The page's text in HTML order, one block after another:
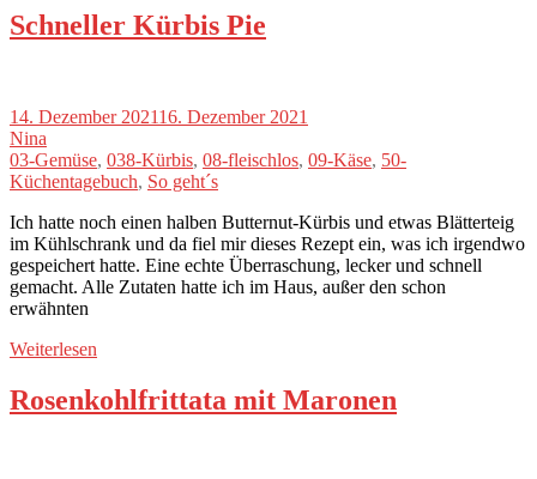
Schneller Kürbis Pie
14. Dezember 202116. Dezember 2021
Nina
03-Gemüse, 038-Kürbis, 08-fleischlos, 09-Käse, 50-
Küchentagebuch, So geht´s
Ich hatte noch einen halben Butternut-Kürbis und etwas Blätterteig
im Kühlschrank und da fiel mir dieses Rezept ein, was ich irgendwo
gespeichert hatte. Eine echte Überraschung, lecker und schnell
gemacht. Alle Zutaten hatte ich im Haus, außer den schon
erwähnten
Weiterlesen
Rosenkohlfrittata mit Maronen